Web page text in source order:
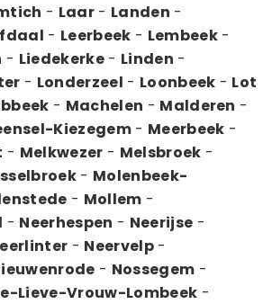
- Laar - Landen -
- Leerbeek - Lembeek-
- Liedekerke- Linden -
- Londerzeel - Loonbeek - Lot
- Machelen - Malderen -
Kiezegem- Meerbeek -
- Melkwezer - Melsbroek -
- Molenbeek-
- Mollem -
- Neerhespen - Neerijse -
- Neervelp-
- Nossegem -
Lieve-Vrouw-Lombeek -